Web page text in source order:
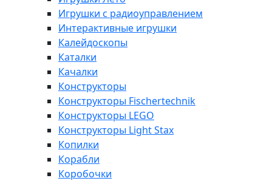
Игрушки с радиоуправлением
Интерактивные игрушки
Калейдоскопы
Каталки
Качалки
Конструкторы
Конструкторы Fisсhertechnik
Конструкторы LEGO
Конструкторы Light Stax
Копилки
Корабли
Коробочки